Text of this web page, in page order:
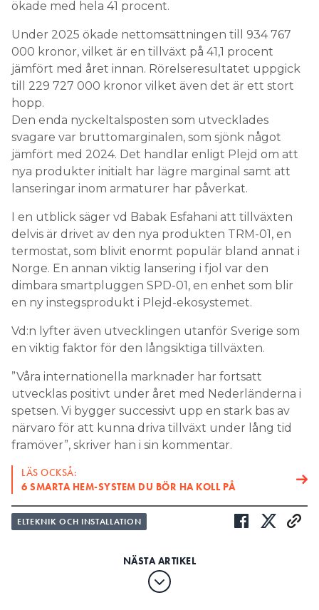
ökade med hela 41 procent.
Under 2025 ökade nettomsättningen till 934 767
000 kronor, vilket är en tillväxt på 41,1 procent
jämfört med året innan. Rörelseresultatet uppgick
till 229 727 000 kronor vilket även det är ett stort
hopp.
Den enda nyckeltalsposten som utvecklades
svagare var bruttomarginalen, som sjönk något
jämfört med 2024. Det handlar enligt Plejd om att
nya produkter initialt har lägre marginal samt att
lanseringar inom armaturer har påverkat.
I en utblick säger vd Babak Esfahani att tillväxten
delvis är drivet av den nya produkten TRM-01, en
termostat, som blivit enormt populär bland annat i
Norge. En annan viktig lansering i fjol var den
dimbara smartpluggen SPD-01, en enhet som blir
en ny instegsprodukt i Plejd-ekosystemet.
Vd:n lyfter även utvecklingen utanför Sverige som
en viktig faktor för den långsiktiga tillväxten.
”Våra internationella marknader har fortsatt
utvecklas positivt under året med Nederländerna i
spetsen. Vi bygger successivt upp en stark bas av
närvaro för att kunna driva tillväxt under lång tid
framöver”, skriver han i sin kommentar.
LÄS OCKSÅ:
6 SMARTA HEM-SYSTEM DU BÖR HA KOLL PÅ
ELTEKNIK OCH INSTALLATION